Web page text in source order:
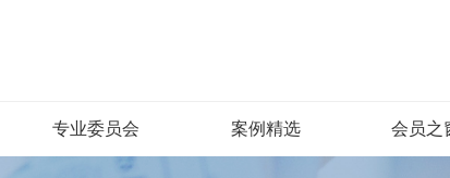
专业委员会 案例精选 会员之